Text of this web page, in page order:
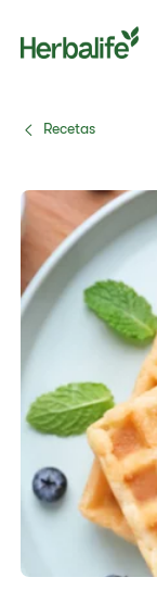
Recetas